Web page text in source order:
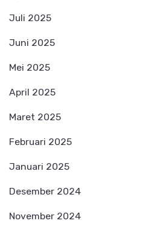
Juli 2025
Juni 2025
Mei 2025
April 2025
Maret 2025
Februari 2025
Januari 2025
Desember 2024
November 2024